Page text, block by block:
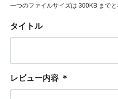
一つのファイルサイズは 300KB までと
タイトル
レビュー内容 ＊